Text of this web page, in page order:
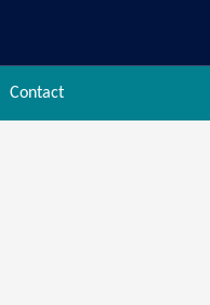
Contact